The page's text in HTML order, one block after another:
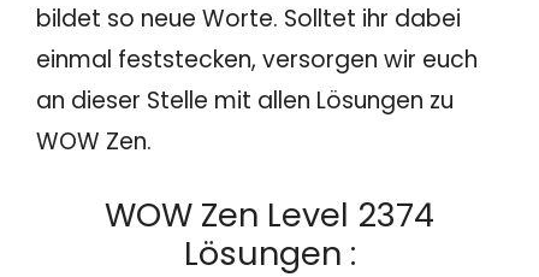
bildet so neue Worte. Solltet ihr dabei
einmal feststecken, versorgen wir euch
an dieser Stelle mit allen Lösungen zu
WOW Zen.
WOW Zen Level 2374
Lösungen :